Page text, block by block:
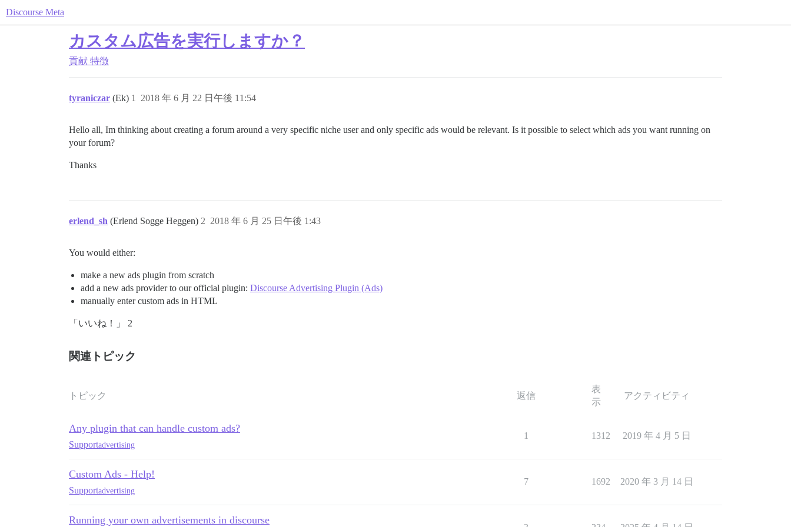
Discourse Meta
カスタム広告を実行しますか？
貢献 特徴
tyraniczar (Ek) 2018 年 6 月 22 日午後 11:54
1
Hello all, Im thinking about creating a forum around a very specific niche user and only specific ads would be relevant. Is it possible to select which ads you want running on
your forum?
Thanks
erlend_sh (Erlend Sogge Heggen) 2018 年 6 月 25 日午後 1:43
2
You would either:
make a new ads plugin from scratch
add a new ads provider to our official plugin: Discourse Advertising Plugin (Ads)
manually enter custom ads in HTML
「いいね！」 2
関連トピック
トピック 返信
表
示
アクティビティ
Any plugin that can handle custom ads?
Supportadvertising
1 1312 2019 年 4 月 5 日
Custom Ads - Help!
Supportadvertising
7 1692 2020 年 3 月 14 日
Running your own advertisements in discourse